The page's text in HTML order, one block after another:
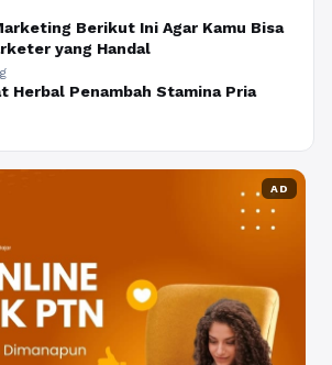
Berikut Ini Agar Kamu Bisa
yang Handal
Herbal Penambah Stamina Pria
AD